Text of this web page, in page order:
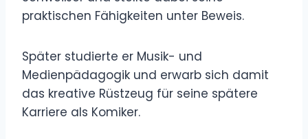
praktischen Fähigkeiten unter Beweis.
Später studierte er Musik- und
Medienpädagogik und erwarb sich damit
das kreative Rüstzeug für seine spätere
Karriere als Komiker.